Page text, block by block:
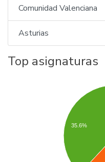
Comunidad Valenciana
Asturias
Top asignaturas
35.6%